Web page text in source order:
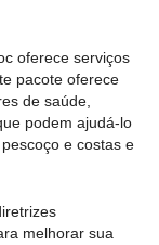
oferece serviços
pacote oferece
de saúde,
podem ajudá-lo
e costas e
melhorar sua